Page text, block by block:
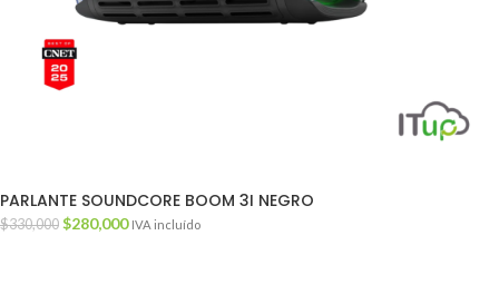
PARLANTE SOUNDCORE BOOM 3I NEGRO
$330,000 $280,000 IVA incluído